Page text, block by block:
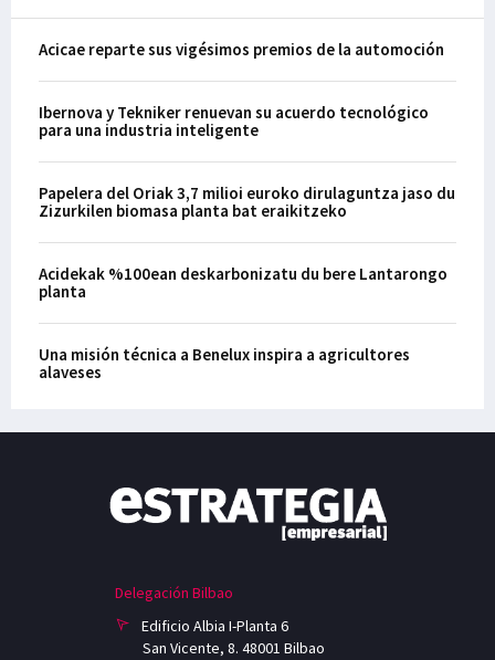
Acicae reparte sus vigésimos premios de la automoción
Ibernova y Tekniker renuevan su acuerdo tecnológico
para una industria inteligente
Papelera del Oriak 3,7 milioi euroko dirulaguntza jaso du
Zizurkilen biomasa planta bat eraikitzeko
Acidekak %100ean deskarbonizatu du bere Lantarongo
planta
Una misión técnica a Benelux inspira a agricultores
alaveses
Delegación Bilbao
Edificio Albia I-Planta 6
San Vicente, 8. 48001 Bilbao